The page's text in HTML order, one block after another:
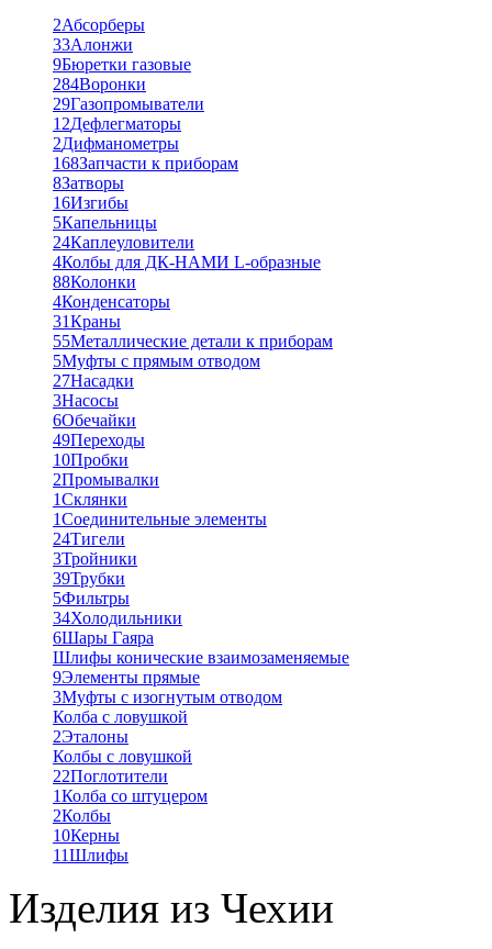
2Абсорберы
33Алонжи
9Бюретки газовые
284Воронки
29Газопромыватели
12Дефлегматоры
2Дифманометры
168Запчасти к приборам
8Затворы
16Изгибы
5Капельницы
24Каплеуловители
4Колбы для ДК-НАМИ L-образные
88Колонки
4Конденсаторы
31Краны
55Металлические детали к приборам
5Муфты с прямым отводом
27Насадки
3Насосы
6Обечайки
49Переходы
10Пробки
2Промывалки
1Склянки
1Соединительные элементы
24Тигели
3Тройники
39Трубки
5Фильтры
34Холодильники
6Шары Гаяра
Шлифы конические взаимозаменяемые
9Элементы прямые
3Муфты с изогнутым отводом
Колба с ловушкой
2Эталоны
Колбы с ловушкой
22Поглотители
1Колба со штуцером
2Колбы
10Керны
11Шлифы
Изделия из Чехии